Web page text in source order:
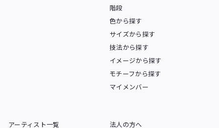
階段
色から探す
サイズから探す
技法から探す
イメージから探す
モチーフから探す
マイメンバー
アーティスト一覧 法人の方へ